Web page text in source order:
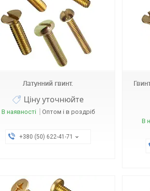
Латунний гвинт.
Ціну уточнюйте
В наявності Оптом і в роздріб
+380 (50) 622-41-71
В